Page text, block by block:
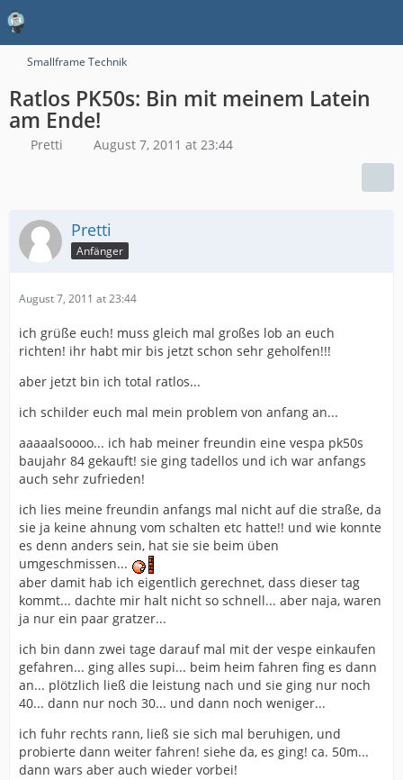
Smallframe Technik
Ratlos PK50s: Bin mit meinem Latein
am Ende!
Pretti August 7, 2011 at 23:44
Pretti
Anfänger
August 7, 2011 at 23:44
ich grüße euch! muss gleich mal großes lob an euch
richten! ihr habt mir bis jetzt schon sehr geholfen!!!
aber jetzt bin ich total ratlos...
ich schilder euch mal mein problem von anfang an...
aaaaalsoooo... ich hab meiner freundin eine vespa pk50s
baujahr 84 gekauft! sie ging tadellos und ich war anfangs
auch sehr zufrieden!
ich lies meine freundin anfangs mal nicht auf die straße, da
sie ja keine ahnung vom schalten etc hatte!! und wie konnte
es denn anders sein, hat sie sie beim üben
umgeschmissen...
aber damit hab ich eigentlich gerechnet, dass dieser tag
kommt... dachte mir halt nicht so schnell... aber naja, waren
ja nur ein paar gratzer...
ich bin dann zwei tage darauf mal mit der vespe einkaufen
gefahren... ging alles supi... beim heim fahren fing es dann
an... plötzlich ließ die leistung nach und sie ging nur noch
40... dann nur noch 30... und dann noch weniger...
ich fuhr rechts rann, ließ sie sich mal beruhigen, und
probierte dann weiter fahren! siehe da, es ging! ca. 50m...
dann wars aber auch wieder vorbei!